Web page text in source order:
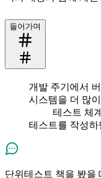
들어가며
개발 주기에서
시스템을 더 많
테스트 체
테스트를 작성
단위테스트 책을 봤을